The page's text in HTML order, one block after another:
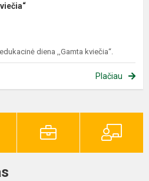
diena ,,Gamta kviečia“.
Plačiau